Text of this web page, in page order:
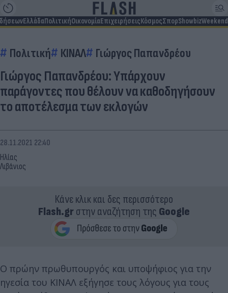
ΕλλάδαΠολιτικήΟικονομίαΕπιχειρήσειςΚόσμοςΣπορShowbizWeekend
Πολιτική ΚΙΝΑΛ Γιώργος Παπανδρέου
Γιώργος Παπανδρέου: Υπάρχουν
παράγοντες που θέλουν να καθοδηγήσουν
το αποτέλεσμα των εκλογών
Ηλίας
Λιβάνιος
28.11.2021 22:40
Κάνε κλικ και δες περισσότερο
Flash.grστην αναζήτηση της Google
Ο πρώην πρωθυπουργός και υποψήφιος για την
ηγεσία του ΚΙΝΑΛ εξήγησε τους λόγους για τους